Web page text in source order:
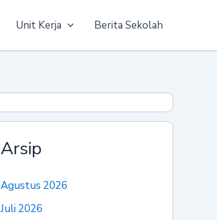
Unit Kerja Berita Sekolah
Arsip
Agustus 2026
Juli 2026